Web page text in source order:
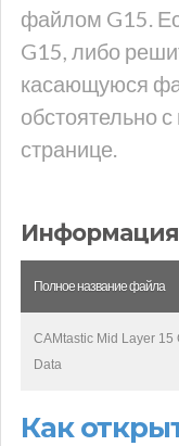
файлом G15.
G15, либо
касающуюся
обстоятельно
странице.
Информация
Полное название файла
CAMtastic Mid Layer 15
Data
Как